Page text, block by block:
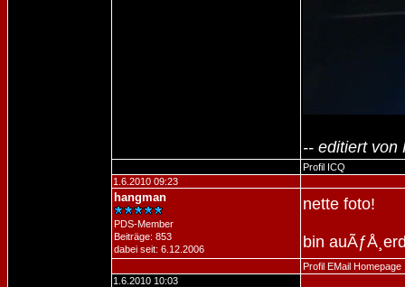
-- editiert von
Profil ICQ
1.6.2010 09:23
hangman
PDS-Member
Beiträge: 853
dabei seit: 6.12.2006
nette foto!
bin
Profil EMail Homepage
1.6.2010 10:03